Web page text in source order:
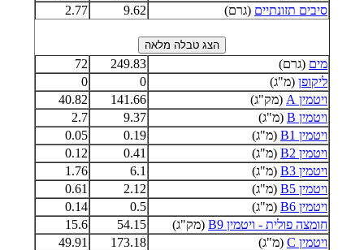
סיבים תזונתיים (גרם) 9.62
2.77
מים (גרם) 249.83
72
ליקופן (מ"ג) 0
0
ויטמין A
(מק"ג) 141.66
40.82
ויטמין B
(מ"ג) 9.37
2.7
ויטמין B1
(מ"ג) 0.19
0.05
ויטמין B2
(מ"ג) 0.41
0.12
ויטמין B3
(מ"ג) 6.1
1.76
ויטמין B5
(מ"ג) 2.12
0.61
ויטמין B6
(מ"ג) 0.5
0.14
חומצה פולית - ויטמין B9
(מק"ג) 54.15
15.6
ויטמין C
(מ"ג) 173.18
49.91